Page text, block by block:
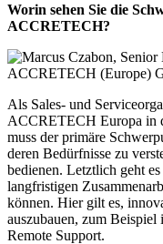
Worin sehen Sie die
ACCRETECH?
Als Sales- und
ACCRETECH Europa in
muss der primäre
deren Bedürfnisse zu
bedienen. Letztlich geht
langfristigen
können. Hier gilt es,
auszubauen, zum
Remote Support.